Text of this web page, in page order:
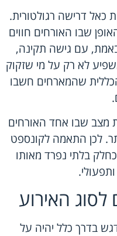
כאל דרישה רגולטורית.
שבו האורחים חווים
עם גישה תקינה,
לא רק על מי שזקוק
שהמארחים חשבו
מצב שבו אחד האורחים
לכן התאמה לקונספט
בלתי נפרד מאותו
האירוע
בדרך כלל יהיה על